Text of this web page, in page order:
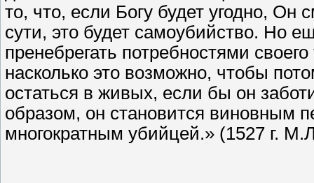
то, что, если Богу будет угодно,
сути, это будет самоубийство. Но
пренебрегать потребностями
насколько это возможно, чтобы
остаться в живых, если бы он
образом, он становится виновным
многократным убийцей.» (1527 г.